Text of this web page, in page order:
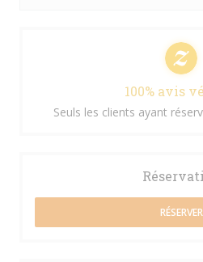
100% avis
Seuls les clients ayant
RÉSERVER